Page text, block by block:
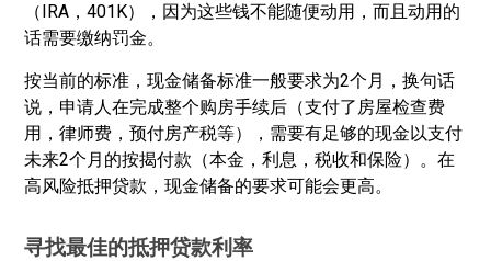
（IRA，401K），因为这些钱不能随便动用，而且动用的
话需要缴纳罚金。
按当前的标准，现金储备标准一般要求为2个月，换句话
说，申请人在完成整个购房手续后（支付了房屋检查费
用，律师费，预付房产税等），需要有足够的现金以支付
未来2个月的按揭付款（本金，利息，税收和保险）。在
高风险抵押贷款，现金储备的要求可能会更高。
寻找最佳的抵押贷款利率